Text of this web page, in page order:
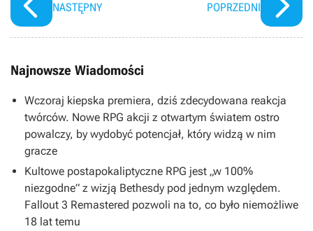
NASTĘPNY POPRZEDNI
Najnowsze Wiadomości
Wczoraj kiepska premiera, dziś zdecydowana reakcja
twórców. Nowe RPG akcji z otwartym światem ostro
powalczy, by wydobyć potencjał, który widzą w nim
gracze
Kultowe postapokaliptyczne RPG jest „w 100%
niezgodne” z wizją Bethesdy pod jednym względem.
Fallout 3 Remastered pozwoli na to, co było niemożliwe
18 lat temu